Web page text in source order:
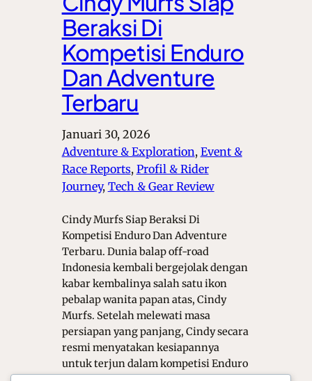
Beraksi Di
Kompetisi Enduro
Dan Adventure
Terbaru
Januari 30, 2026
Adventure & Exploration, Event &
Race Reports, Profil & Rider
Journey, Tech & Gear Review
Cindy Murfs Siap Beraksi Di
Kompetisi Enduro Dan Adventure
Terbaru. Dunia balap off-road
Indonesia kembali bergejolak dengan
kabar kembalinya salah satu ikon
pebalap wanita papan atas, Cindy
Murfs. Setelah melewati masa
persiapan yang panjang, Cindy secara
resmi menyatakan kesiapannya
untuk terjun dalam kompetisi Enduro